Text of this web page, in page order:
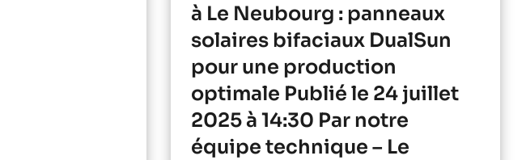
à Le Neubourg : panneaux
solaires bifaciaux DualSun
pour une production
optimale Publié le 24 juillet
2025 à 14:30 Par notre
équipe technique – Le